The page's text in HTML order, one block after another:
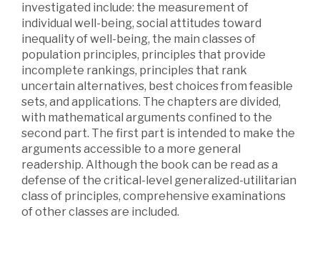
investigated include: the measurement of
individual well-being, social attitudes toward
inequality of well-being, the main classes of
population principles, principles that provide
incomplete rankings, principles that rank
uncertain alternatives, best choices from feasible
sets, and applications. The chapters are divided,
with mathematical arguments confined to the
second part. The first part is intended to make the
arguments accessible to a more general
readership. Although the book can be read as a
defense of the critical-level generalized-utilitarian
class of principles, comprehensive examinations
of other classes are included.